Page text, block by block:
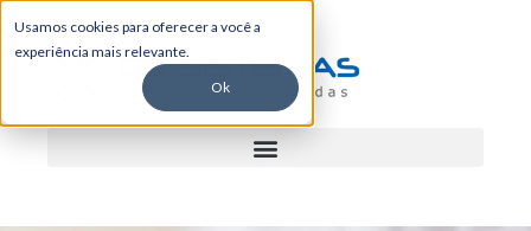
Usamos cookies para oferecer a você a
experiência mais relevante.
Ok